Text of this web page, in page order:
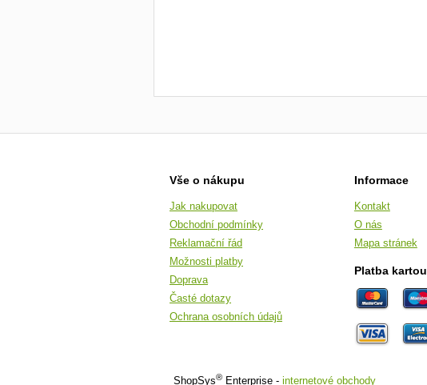
Vše o nákupu
Jak nakupovat
Obchodní podmínky
Reklamační řád
Možnosti platby
Doprava
Časté dotazy
Ochrana osobních údajů
Informace
Kontakt
O nás
Mapa stránek
Platba kartou
ShopSys® Enterprise - internetové obchody